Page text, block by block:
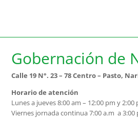
Gobernación de
Calle 19 N°. 23 – 78 Centro – Pasto,
Horario de atención
Lunes a jueves 8:00 am – 12:00 pm y 2:00
Viernes jornada continua 7:00 a.m a 3:00